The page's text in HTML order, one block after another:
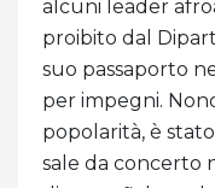
alcuni leader
proibito dal
suo passaporto
per impegni.
popolarità, è
sale da concerto